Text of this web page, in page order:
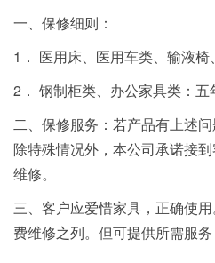
一、保修细则：
1． 医用床、医用车类、输液
2． 钢制柜类、办公家具类：五
二、保修服务：若产品有上述
除特殊情况外，本公司承诺接
维修。
三、客户应爱惜家具，正确使
费维修之列。但可提供所需服务